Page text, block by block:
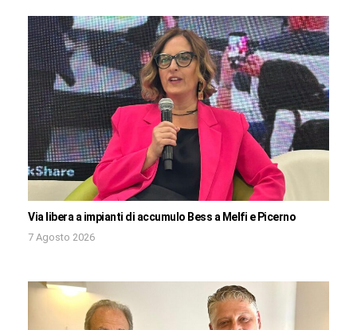
Via libera a impianti di accumulo Bess a Melfi e Picerno
7 Agosto 2026